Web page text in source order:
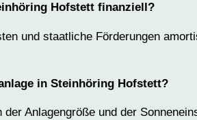
Hofstett finanziell?
und staatliche Förderungen
in Steinhöring Hofstett?
Anlagengröße und der